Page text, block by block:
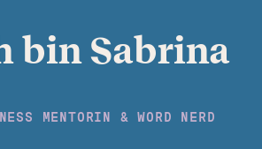
MENTORIN & WORD NERD
bin Sabrina